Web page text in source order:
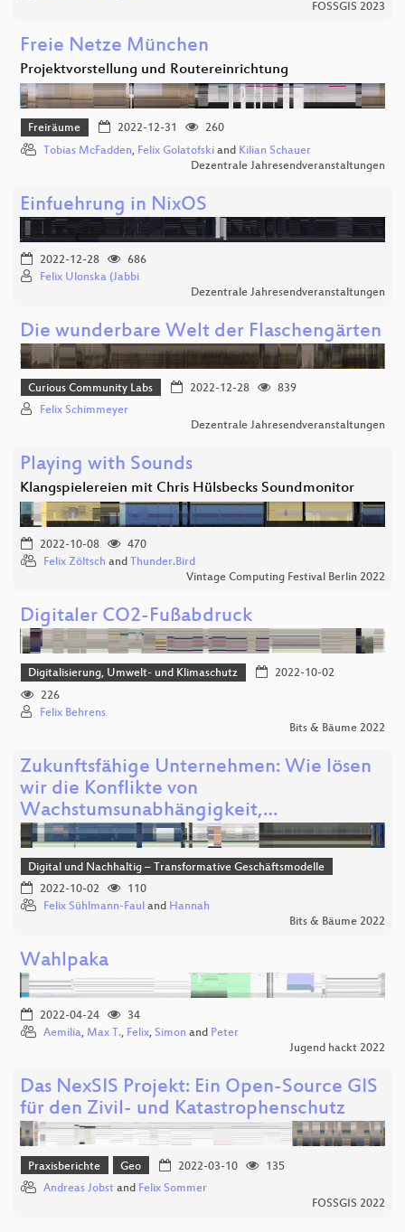
FOSSGIS 2023
Freie Netze München
Projektvorstellung und Routereinrichtung
Freiräume 2022-12-31
260
Tobias McFadden, Felix Golatofski and Kilian Schauer
Dezentrale Jahresendveranstaltungen
Einfuehrung in NixOS
2022-12-28
686
Felix Ulonska (Jabbi
Dezentrale Jahresendveranstaltungen
Die wunderbare Welt der Flaschengärten
Curious Community Labs 2022-12-28
839
Felix Schimmeyer
Dezentrale Jahresendveranstaltungen
Playing with Sounds
Klangspielereien mit Chris Hülsbecks Soundmonitor
2022-10-08
470
Felix Zöltsch and Thunder.Bird
Vintage Computing Festival Berlin 2022
Digitaler CO2-Fußabdruck
Digitalisierung, Umwelt- und Klimaschutz
2022-10-02
226
Felix Behrens
Bits & Bäume 2022
Zukunftsfähige Unternehmen: Wie lösen
wir die Konflikte von
Wachstumsunabhängigkeit,…
Digital und Nachhaltig – Transformative Geschäftsmodelle
2022-10-02
110
Felix Sühlmann-Faul and Hannah
Bits & Bäume 2022
Wahlpaka
2022-04-24
34
Aemilia, Max T., Felix, Simon and Peter
Jugend hackt 2022
Das NexSIS Projekt: Ein Open-Source GIS
für den Zivil- und Katastrophenschutz
Praxisberichte Geo 2022-03-10
135
Andreas Jobst and Felix Sommer
FOSSGIS 2022